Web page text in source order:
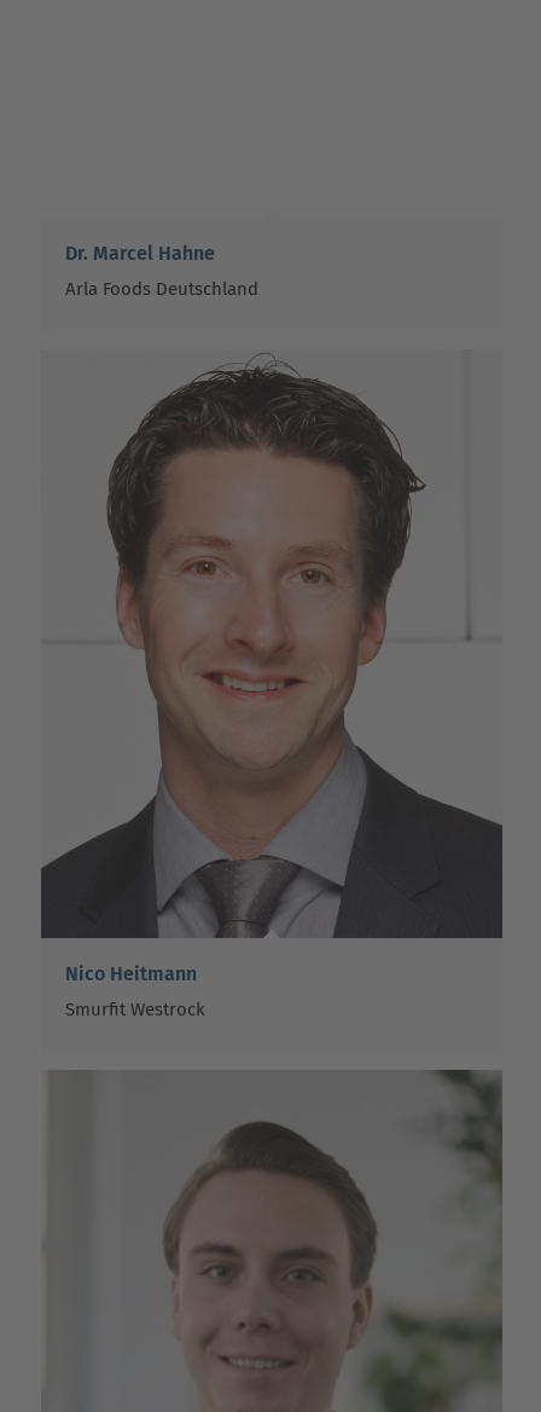
Dr. Marcel Hahne
Arla Foods Deutschland
Nico Heitmann
Smurfit Westrock